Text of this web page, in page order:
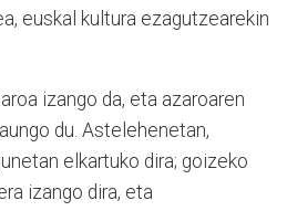
euskal kultura ezagutzearekin
izango da, eta azaroaren
du. Astelehenetan,
elkartuko dira; goizeko
izango dira, eta